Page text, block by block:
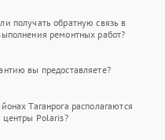
получать обратную связь в
ремонтных работ?
вы предоставляете?
Таганрога располагаются
центры Polaris?